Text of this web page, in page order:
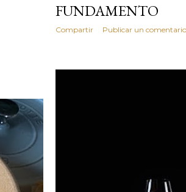
FUNDAMENTO
Compartir Publicar un comentario